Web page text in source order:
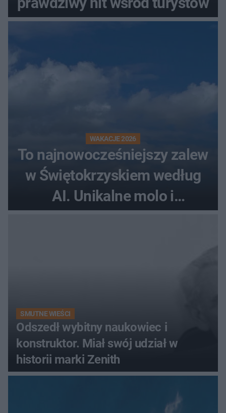
WAKACJE 2026
To najnowocześniejszy zalew
w Świętokrzyskiem według
AI. Unikalne molo i
SMUTNE WIEŚCI
Odszedł wybitny naukowiec i
konstruktor. Miał swój udział w
historii marki Zenith